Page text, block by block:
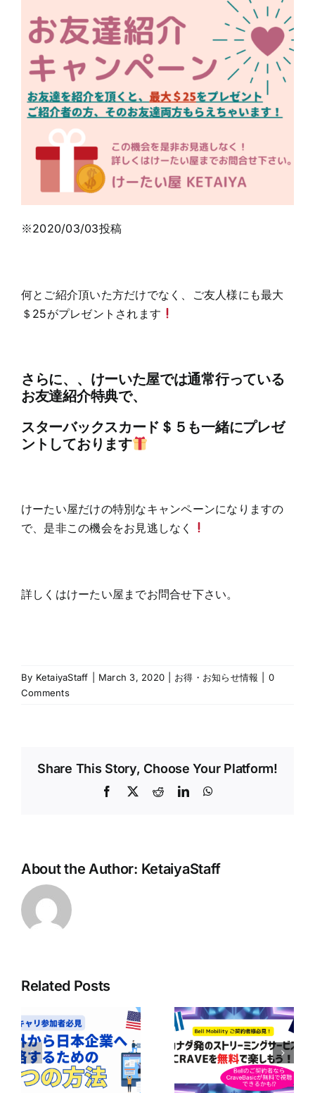
※2020/03/03投稿
何とご紹介頂いた方だけでなく、ご友人様にも最大
＄25がプレゼントされます
さらに、、けーいた屋では通常行っている
お友達紹介特典で、
スターバックスカード＄５も一緒にプレゼ
ントしております
けーたい屋だけの特別なキャンペーンになりますの
で、是非この機会をお見逃しなく
詳しくはけーたい屋までお問合せ下さい。
By KetaiyaStaff March 3, 2020 お得・お知らせ情報
0
Comments
Share This Story, Choose Your Platform!
Facebook
X RedditLinkedIn
About the Author: KetaiyaStaff
Related Posts
Bell Mobilityユ
ーザー必見！
CraveのBasicプ
ランが無料で楽
【Bell契約者は1
年間無料！】
Perplexity Pro
AIの利用ガイド